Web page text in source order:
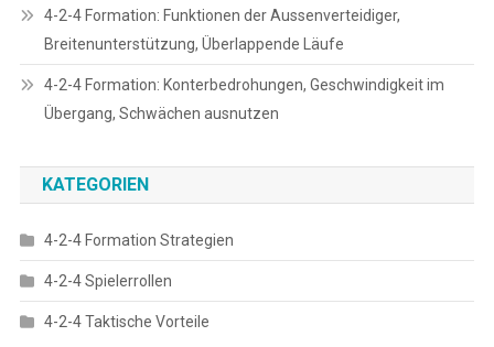
4-2-4 Formation: Funktionen der Aussenverteidiger,
Breitenunterstützung, Überlappende Läufe
4-2-4 Formation: Konterbedrohungen, Geschwindigkeit im
Übergang, Schwächen ausnutzen
KATEGORIEN
4-2-4 Formation Strategien
4-2-4 Spielerrollen
4-2-4 Taktische Vorteile